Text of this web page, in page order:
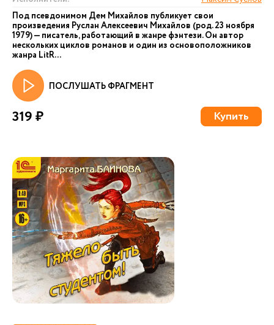
Под псевдонимом Дем Михайлов публикует свои
произведения Руслан Алексеевич Михайлов (род. 23 ноября
1979) — писатель, работающий в жанре фэнтези. Он автор
нескольких циклов романов и один из основоположников
жанра LitR...
ПОСЛУШАТЬ ФРАГМЕНТ
319 ₽ Купить